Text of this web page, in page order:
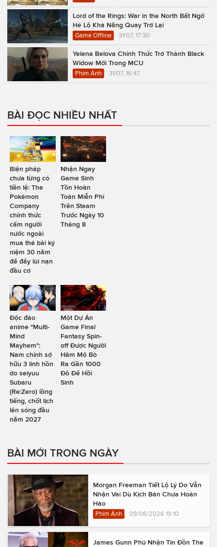
Lord of the Rings: War in the North Bất Ngờ
Hé Lộ Khả Năng Quay Trở Lại
Game Offline 31/07, 17:30
Yelena Belova Chính Thức Trở Thành Black
Widow Mới Trong MCU
Phim Ảnh 31/07, 16:47
BÀI ĐỌC NHIỀU NHẤT
Biện pháp
chưa từng có
tiền lệ: The
Pokémon
Company
chính thức
cấm người
nước ngoài
mua thẻ bài kỷ
niệm 30 năm
để đẩy lùi nạn
đầu cơ
Nhận Ngay
Game Sinh
Tồn Hoàn
Toàn Miễn Phí
Trên Steam
Trước Ngày 10
Tháng 8
Độc đáo
anime "Multi-
Mind
Mayhem":
Nam chính sở
hữu 3 linh hồn
do seiyuu
Subaru
(Re:Zero) lồng
tiếng, chốt lịch
lên sóng đầu
năm 2027
Một Dự Án
Game Final
Fantasy Spin-
off Được Người
Hâm Mộ Bỏ
Ra Gần 1000
Đô Để Hồi
Sinh
BÀI MỚI TRONG NGÀY
Morgan Freeman Tiết Lộ Lý Do Vẫn
Nhận Vai Dù Kịch Bản Chưa Hoàn
Hảo
Phim Ảnh 09/08/2026 19:10
James Gunn Phủ Nhận Tin Đồn The